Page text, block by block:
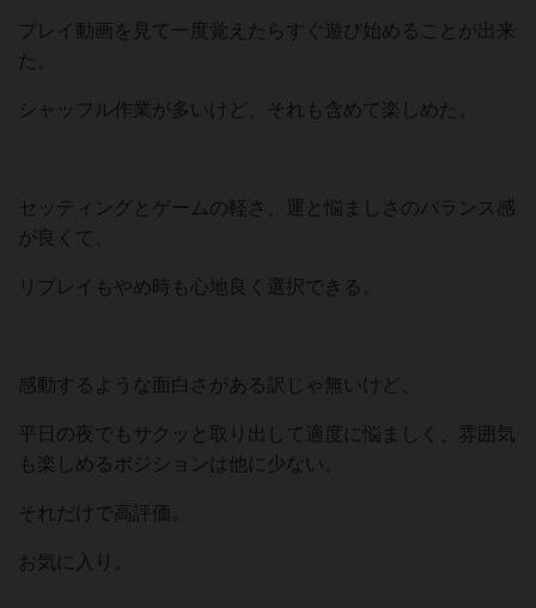
プレイ動画を見て一度覚えたらすぐ遊び始めることが出来
た。
シャッフル作業が多いけど、それも含めて楽しめた。
セッティングとゲームの軽さ、運と悩ましさのバランス感
が良くて、
リプレイもやめ時も心地良く選択できる。
感動するような面白さがある訳じゃ無いけど、
平日の夜でもサクッと取り出して適度に悩ましく、雰囲気
も楽しめるポジションは他に少ない。
それだけで高評価。
お気に入り。